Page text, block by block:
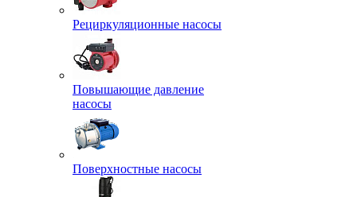
Рециркуляционные насосы
Повышающие давление
насосы
Поверхностные насосы